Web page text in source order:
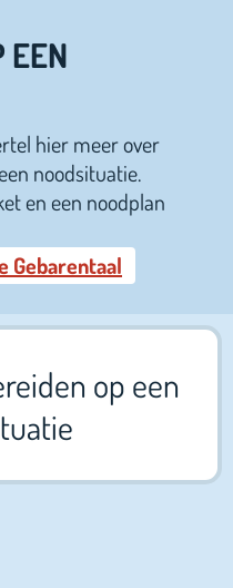
EEN
hier meer over
noodsituatie.
en een noodplan
Gebarentaal
op een